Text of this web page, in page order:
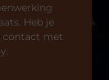
Heb je
contact met